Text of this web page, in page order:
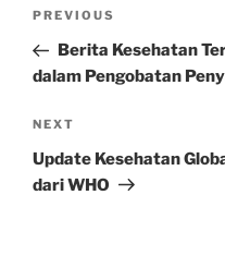
Previous
Post
PREVIOUS
Berita Kesehatan
dalam Pengobatan
Next
Post
NEXT
Update Kesehatan
dari WHO